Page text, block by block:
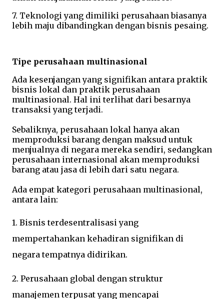
7. Teknologi yang dimiliki perusahaan biasanya
lebih maju dibandingkan dengan bisnis pesaing.
Tipe perusahaan multinasional
Ada kesenjangan yang signifikan antara praktik
bisnis lokal dan praktik perusahaan
multinasional. Hal ini terlihat dari besarnya
transaksi yang terjadi.
Sebaliknya, perusahaan lokal hanya akan
memproduksi barang dengan maksud untuk
menjualnya di negara mereka sendiri, sedangkan
perusahaan internasional akan memproduksi
barang atau jasa di lebih dari satu negara.
Ada empat kategori perusahaan multinasional,
antara lain:
1. Bisnis terdesentralisasi yang
mempertahankan kehadiran signifikan di
negara tempatnya didirikan.
2. Perusahaan global dengan struktur
manajemen terpusat yang mencapai